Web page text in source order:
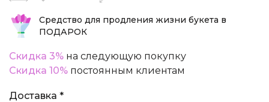
Средство для продления жизни букета в
ПОДАРОК
Скидка 3% на следующую покупку
Скидка 10% постоянным клиентам
Доставка *